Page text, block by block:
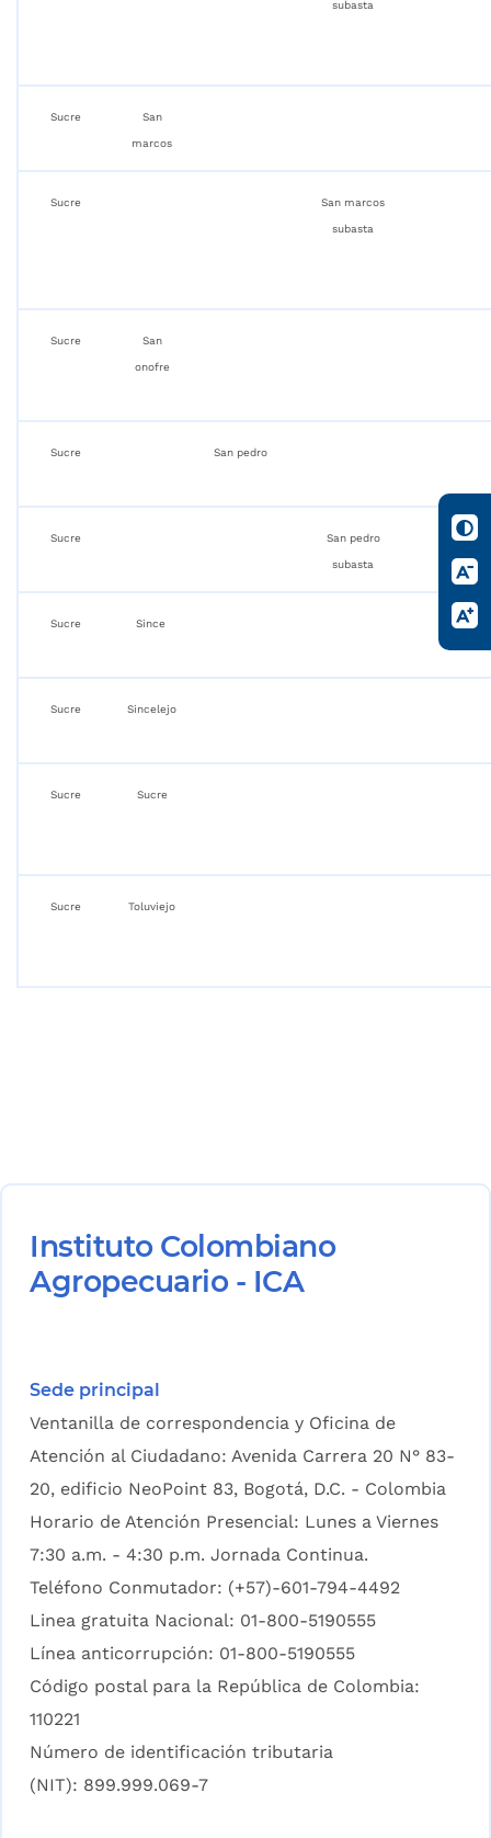
subasta
Sucre San
marcos
Sucre San marcos
subasta
Sucre San
onofre
Sucre San pedro
Sucre San pedro
subasta
Sucre Since
Sucre Sincelejo
Sucre Sucre
Sucre Toluviejo
Instituto Colombiano
Agropecuario - ICA
Sede principal
Ventanilla de correspondencia y Oficina de
Atención al Ciudadano: Avenida Carrera 20 N° 83-
20, edificio NeoPoint 83, Bogotá, D.C. - Colombia
Horario de Atención Presencial: Lunes a Viernes
7:30 a.m. - 4:30 p.m. Jornada Continua.
Teléfono Conmutador: (+57)-601-794-4492
Linea gratuita Nacional: 01-800-5190555
Línea anticorrupción: 01-800-5190555
Código postal para la República de Colombia:
110221
Número de identificación tributaria
(NIT): 899.999.069-7